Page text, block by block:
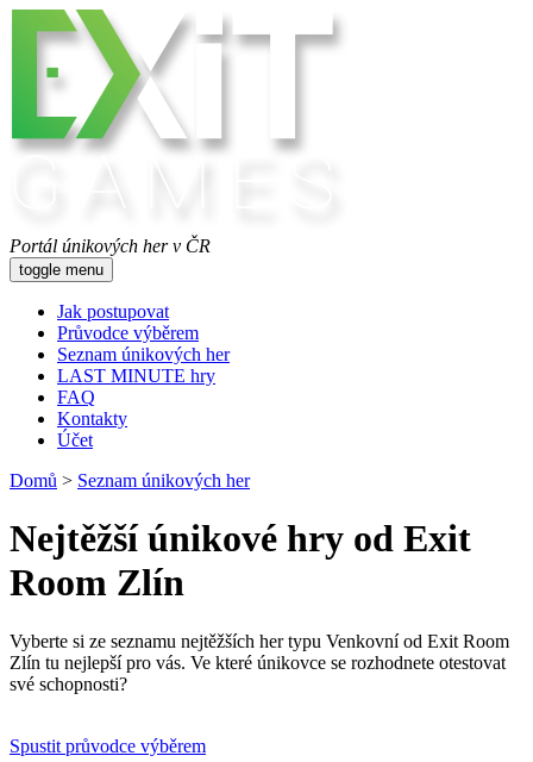
Portál únikových her v ČR
toggle menu
Jak postupovat
Průvodce výběrem
Seznam únikových her
LAST MINUTE hry
FAQ
Kontakty
Účet
Domů > Seznam únikových her
Nejtěžší únikové hry od Exit
Room Zlín
Vyberte si ze seznamu nejtěžších her typu Venkovní od Exit Room
Zlín tu nejlepší pro vás. Ve které únikovce se rozhodnete otestovat
své schopnosti?
Spustit průvodce výběrem